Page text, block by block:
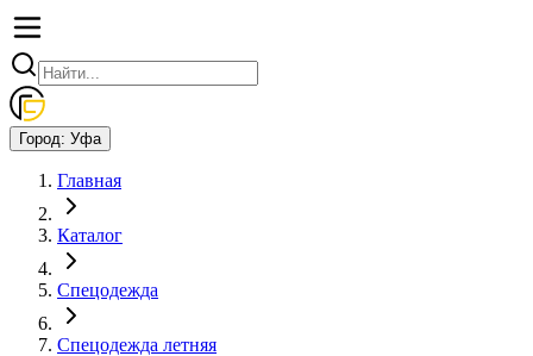
Город: Уфа
Главная
Каталог
Спецодежда
Спецодежда летняя